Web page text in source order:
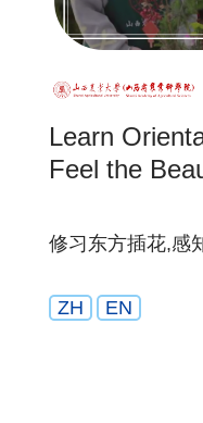
Learn
Feel the
修习东方插花,感
ZH EN